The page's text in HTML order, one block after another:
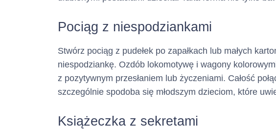
Adres :
(siedziba)
Pociąg z niespodziankami
Stwórz pociąg z pudełek po zapałkach lub małych
niespodziankę. Ozdób lokomotywę i wagony
z pozytywnym przesłaniem lub życzeniami. Całość
szczególnie spodoba się młodszym dzieciom, które
Książeczka z sekretami